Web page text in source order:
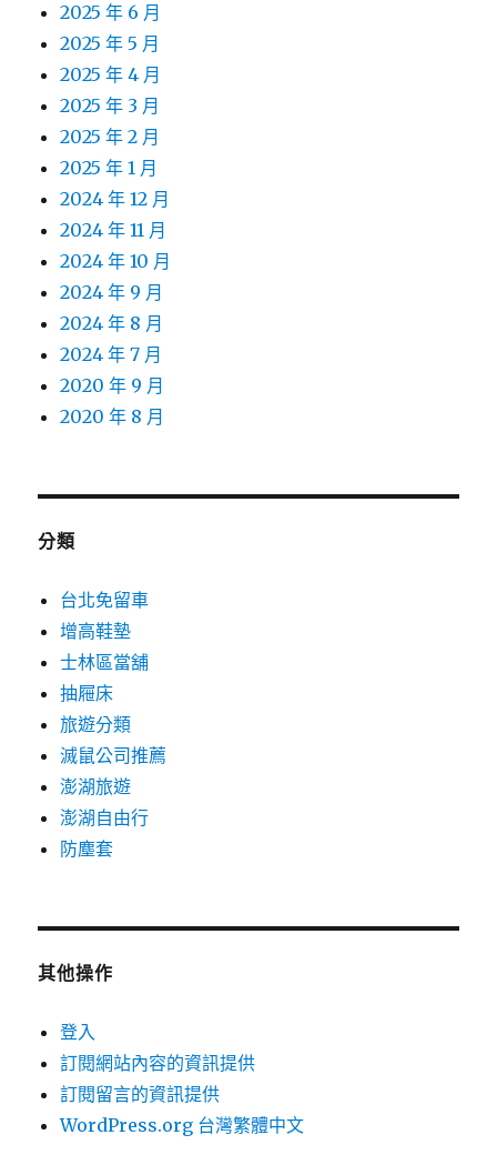
2025 年 6 月
2025 年 5 月
2025 年 4 月
2025 年 3 月
2025 年 2 月
2025 年 1 月
2024 年 12 月
2024 年 11 月
2024 年 10 月
2024 年 9 月
2024 年 8 月
2024 年 7 月
2020 年 9 月
2020 年 8 月
分類
台北免留車
增高鞋墊
士林區當舖
抽屜床
旅遊分類
滅鼠公司推薦
澎湖旅遊
澎湖自由行
防塵套
其他操作
登入
訂閱網站內容的資訊提供
訂閱留言的資訊提供
WordPress.org 台灣繁體中文